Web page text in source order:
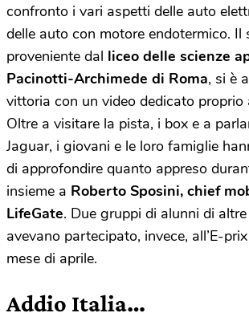
confronto i vari aspetti delle auto
delle auto con motore endotermico. Il
proveniente dal liceo delle scienze
Pacinotti-Archimede di Roma, si è
vittoria con un video dedicato proprio
Oltre a visitare la pista, i box e a
Jaguar, i giovani e le loro famiglie
di approfondire quanto appreso
insieme a Roberto Sposini, chief
LifeGate. Due gruppi di alunni di
avevano partecipato, invece, all’E-
mese di aprile.
Addio Italia…